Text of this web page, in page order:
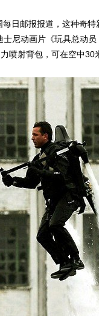
每日邮报报道，这种奇
尼动画片《玩具总动
喷射背包，可在空中30